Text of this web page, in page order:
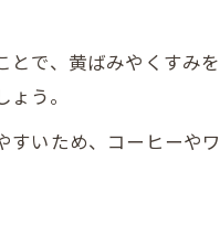
とは
で、黄ばみやくすみ
う。
いため、コーヒーや